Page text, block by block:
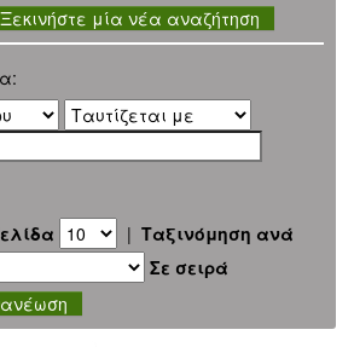
Ξεκινήστε μία νέα αναζήτηση
| Ταξινόμηση ανά
Σε σειρά